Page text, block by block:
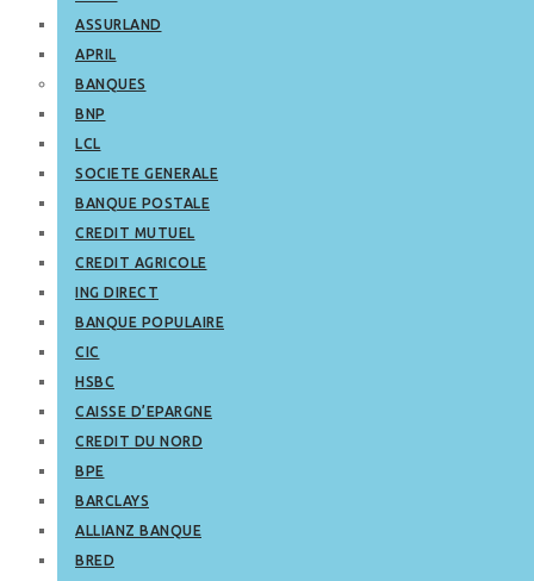
ASSURLAND
APRIL
BANQUES
BNP
LCL
SOCIETE GENERALE
BANQUE POSTALE
CREDIT MUTUEL
CREDIT AGRICOLE
ING DIRECT
BANQUE POPULAIRE
CIC
HSBC
CAISSE D’EPARGNE
CREDIT DU NORD
BPE
BARCLAYS
ALLIANZ BANQUE
BRED